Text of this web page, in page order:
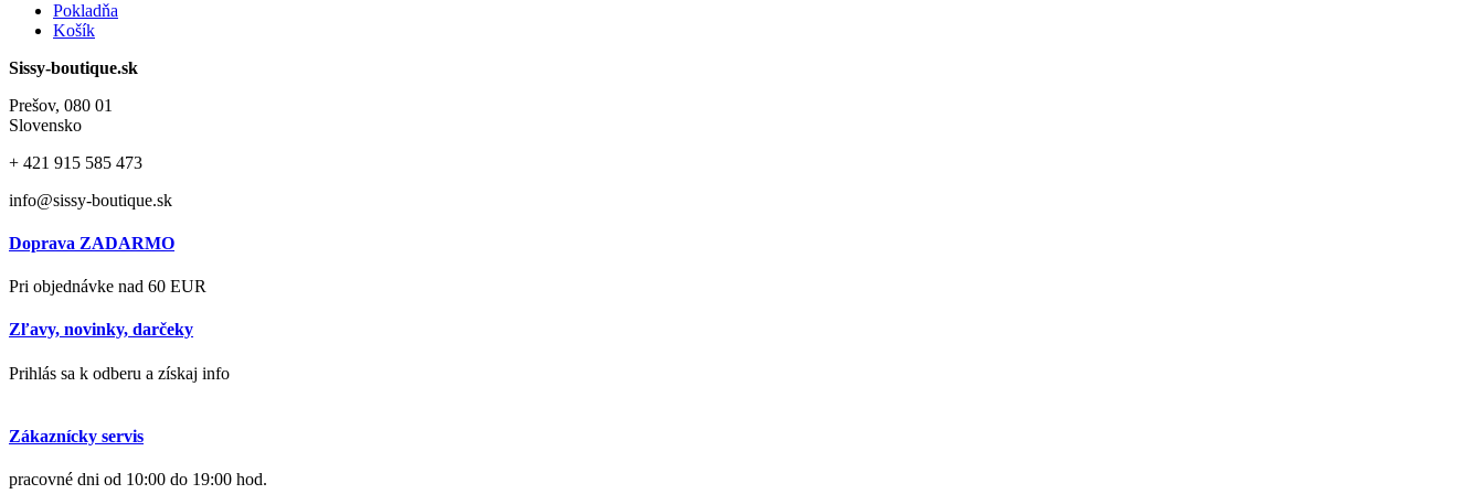
Pokladňa
Košík
Sissy-boutique.sk
Prešov, 080 01
Slovensko
+ 421 915 585 473
info@sissy-boutique.sk
Doprava ZADARMO
Pri objednávke nad 60 EUR
Zľavy, novinky, darčeky
Prihlás sa k odberu a získaj info
Zákaznícky servis
pracovné dni od 10:00 do 19:00 hod.